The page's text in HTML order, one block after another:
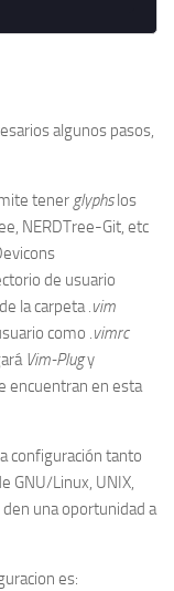
algunos pasos,
tener glyphslos
NERDTree-Git, etc
de usuario
la carpeta.vim
como .vimrc
Vim-Plugy
encuentran en esta
configuración tanto
GNU/Linux, UNIX,
una oportunidad a
es: